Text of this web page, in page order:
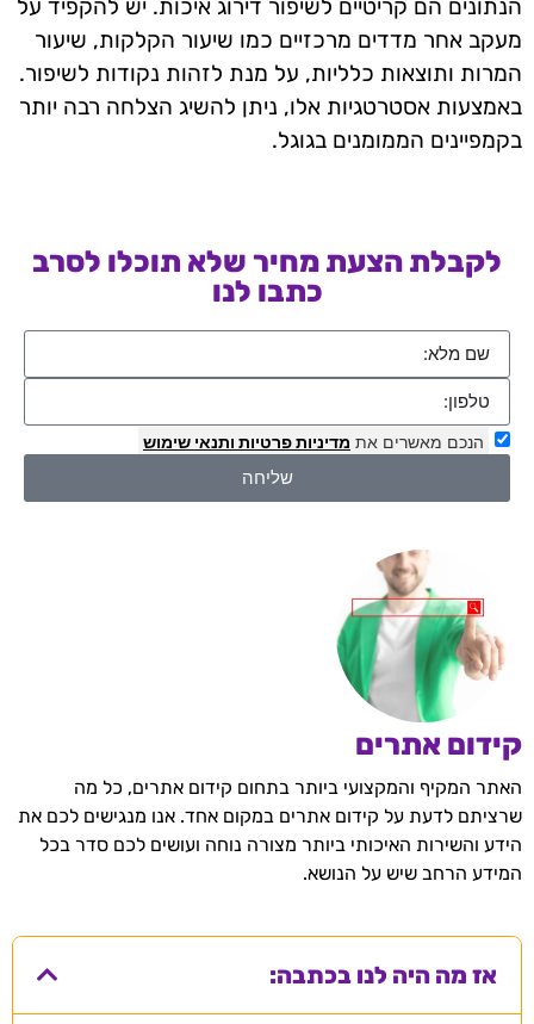
הנתונים הם קריטיים לשיפור דירוג איכות. יש להקפיד על
מעקב אחר מדדים מרכזיים כמו שיעור הקלקות, שיעור
המרות ותוצאות כלליות, על מנת לזהות נקודות לשיפור.
באמצעות אסטרטגיות אלו, ניתן להשיג הצלחה רבה יותר
בקמפיינים הממומנים בגוגל.
לקבלת הצעת מחיר שלא תוכלו לסרב
כתבו לנו
הנכם מאשרים את מדיניות פרטיות ותנאי שימוש
שליחה
קידום אתרים
האתר המקיף והמקצועי ביותר בתחום קידום אתרים, כל מה
שרציתם לדעת על קידום אתרים במקום אחד. אנו מנגישים לכם את
הידע והשירות האיכותי ביותר מצורה נוחה ועושים לכם סדר בכל
המידע הרחב שיש על הנושא.
אז מה היה לנו בכתבה: